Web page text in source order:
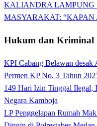
KALIANDRA LAMPUNG
MASYARAKAT: “KAPAN
Hukum dan Kriminal
KPI Cabang Belawan desak
Permen KP No. 3 Tahun
149 Hari Izin Tinggal Ilegal,
Negara Kamboja
LP Penggelapan Rumah